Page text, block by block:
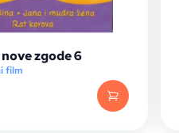
zgode 6
film